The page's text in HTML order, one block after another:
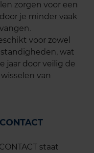
zorgen voor een
je minder vaak
voor zowel
wat
jaar door veilig de
van
staat